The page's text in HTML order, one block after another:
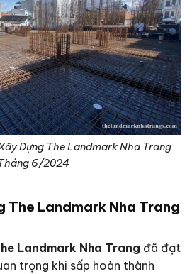
Dựng The Landmark Nha Trang
6/2024
The Landmark Nha Trang
Landmark Nha Trang đã đạt
trọng khi sấp hoàn thành